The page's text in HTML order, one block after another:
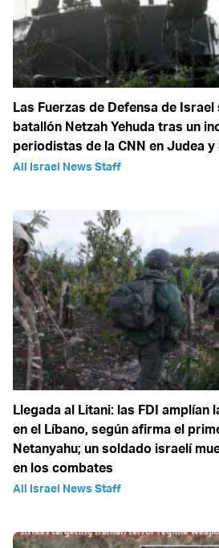
Las Fuerzas de Defensa de
batallón Netzah Yehuda tras un
periodistas de la CNN en Judea y
All Israel News Staff
Llegada al Litani: las FDI amplían
en el Líbano, según afirma el
Netanyahu; un soldado israelí
en los combates
All Israel News Staff